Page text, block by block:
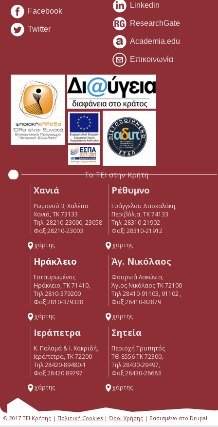
Facebook
Twitter
Linkedin
ResearchGate
Academia.edu
Επικοινωνία
Το ΤΕΙ στην Κρήτη
Χανιά
Ρωμανού 3, Χαλέπα
Χανιά, ΤΚ 73133
Τηλ. 28210-23000, 23058
Φαξ 28210-23003
χάρτης
Ρέθυμνο
Ευάγγελου Δασκαλάκη,
Περιβόλια, ΤΚ 74133
Tηλ: 28310-21902
Φαξ: 28310-21912
χάρτης
Ηράκλειο
Εσταυρωμένος
Ηράκλειο, ΤΚ 71410,
Τηλ 2810-379200
Φαξ 2810-379328
χάρτης
Άγ. Νικόλαος
Φουρνιά Λακώνια,
Άγιος Νικόλαος ΤΚ 72100
Τηλ 28410-91103, 91102 ,
Φαξ 28410-82879
χάρτης
Ιεράπετρα
Κ. Παλαμά & Ι. Κακριδή,
Ιεράπετρα, ΤΚ 72200
Tηλ 28420-89480-1
Φαξ 28420 89797
χάρτης
Σητεία
Περιοχή Τρυπητός
ΤΘ 8556 ΤΚ 72300,
Τηλ 28430-29497,
Φαξ 28430-26683
χάρτης
© 2017 ΤΕΙ Κρήτης | Πολιτική Cookies | Όροι Χρήσης | Βασισμένο στο Drupal